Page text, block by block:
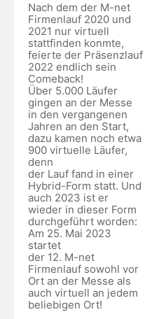
Nach dem der M-net
Firmenlauf 2020 und
2021 nur virtuell
stattfinden konmte,
feierte der Präsenzlauf
2022 endlich sein
Comeback!
Über 5.000 Läufer
gingen an der Messe
in den vergangenen
Jahren an den Start,
dazu kamen noch etwa
900 virtuelle Läufer,
denn
der Lauf fand in einer
Hybrid-Form statt. Und
auch 2023 ist er
wieder in dieser Form
durchgeführt worden:
Am 25. Mai 2023
startet
der 12. M-net
Firmenlauf sowohl vor
Ort an der Messe als
auch virtuell an jedem
beliebigen Ort!